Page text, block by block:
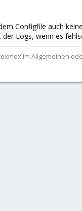
Configfile auch
der Logs, wenn es
im Allgemeinen